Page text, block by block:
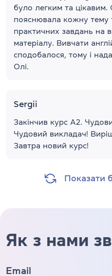
було легким та цікавим.
пояснювала кожну тему
практичних завдань на
матеріалу. Вивчати
сподобалося, тому і
Олі.
Sergii
Закінчив курс A2.
Чудовий викладач!
Завтра новий курс!
Показати
Як з нами
Email